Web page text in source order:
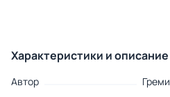
Характеристики и описание
Автор